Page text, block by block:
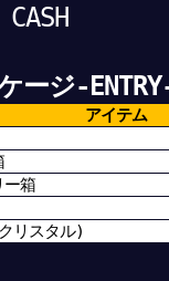
ージ-
アイテム
ー箱
リスタル)